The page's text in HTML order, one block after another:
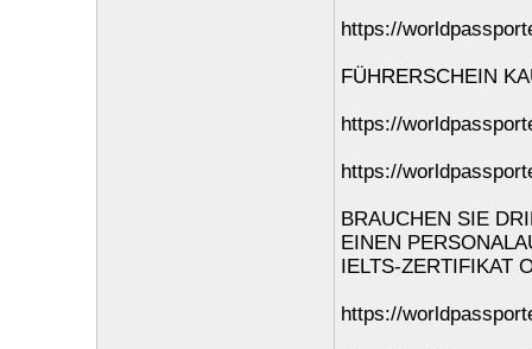
https://
FÜHRERSCHEIN
https://
https://
BRAUCHEN SIE
EINEN
IELTS-ZERTIFIKAT
https://